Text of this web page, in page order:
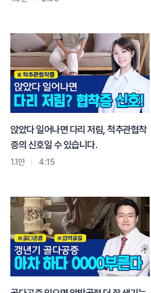
운동이 오히려 디스크의 손상을 가중시
증상을 악화시킬 수 있으므로
충분한 휴식과 치료에 집중하는 것이 좋
운동은 통증이 어느 정도 가라앉고
디스크가 회복되기 시작할 때
허리 디스크라도 다 같은게 아닙니다
정확하게 구분하는 것이 치료의 시작입
허리디스크인지 퇴행성 허리디스크인지
적절한 치료를 받는 것이 좋습니다.
앉았다 일어나면 다리 저림, 척추관협착
증의 신호일 수 있습니다.
1.1만 4:15